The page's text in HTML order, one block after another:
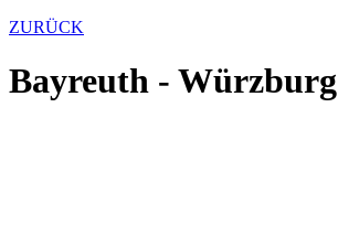
ZURÜCK
Bayreuth - Würzburg